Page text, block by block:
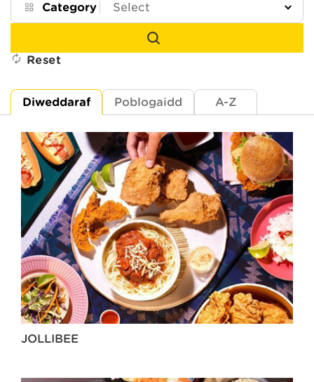
Category
Reset
Diweddaraf Poblogaidd A-Z
JOLLIBEE